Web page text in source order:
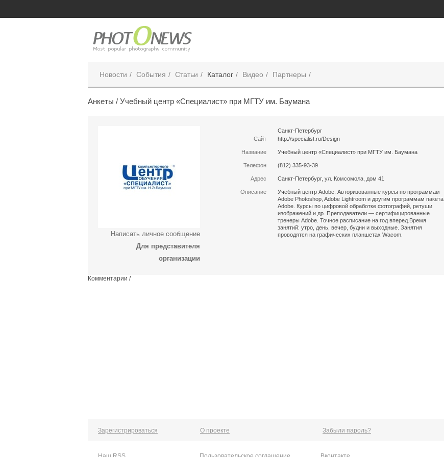
Новости События Статьи Каталог Видео Партнеры
Анкеты / Учебный центр «Специалист» при МГТУ им. Баумана
Написать личное сообщение
Для представителя
организации
Санкт-Петербург
Сайт
http://specialist.ru/Design
Название Учебный центр «Специалист» при МГТУ им. Баумана
Телефон (812) 335-93-39
Адрес Санкт-Петербург, ул. Комсомола, дом 41
Описание
Учебный центр Adobe. Авторизованные курсы по программам
Adobe Photoshop, Adobe Lightroom и другим программам пакета
Adobe. Курсы по цифровой обработке фотографий, ретуши
изображений и др. Преподаватели — сертифицированные
тренеры Adobe. Точное расписание на год вперед.Время
занятий: утро, день, вечер, будни и выходные. Занятия
проводятся на графических планшетах Wacom.
Комментарии /
Зарегистрироваться О проекте Забыли пароль?